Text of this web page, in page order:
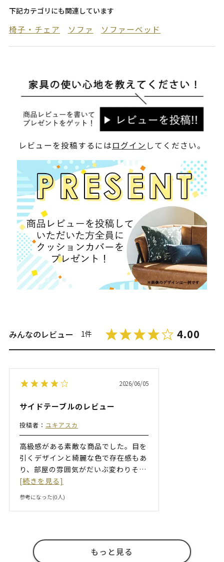
下記カテゴリにも関連しています
椅子・チェア ソファ ソファーベッド
レビューを投稿するにはログイン してください。
みんなのレビュー 1件 4.00
2026/06/05
サイドテーブルのレビュー
投稿者： ユキアスカ
高級感がある素敵な商品でした。目を
引くデザインと綺麗な色で存在感もあ
り、部屋の雰囲気がだいぶ変わりそ…
[続きを見る]
参考になった(0人)
もっと見る